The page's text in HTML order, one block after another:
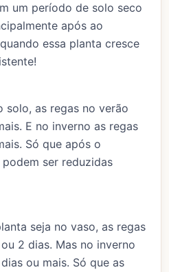
um período de solo seco
após ao
essa planta cresce
solo, as regas no verão
E no inverno as regas
Só que após o
ser reduzidas
seja no vaso, as regas
2 dias. Mas no inverno
ou mais. Só que as